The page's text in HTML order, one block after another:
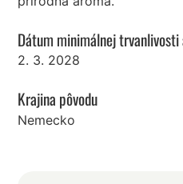
Dátum minimálnej
2. 3. 2028
Krajina pôvodu
Nemecko